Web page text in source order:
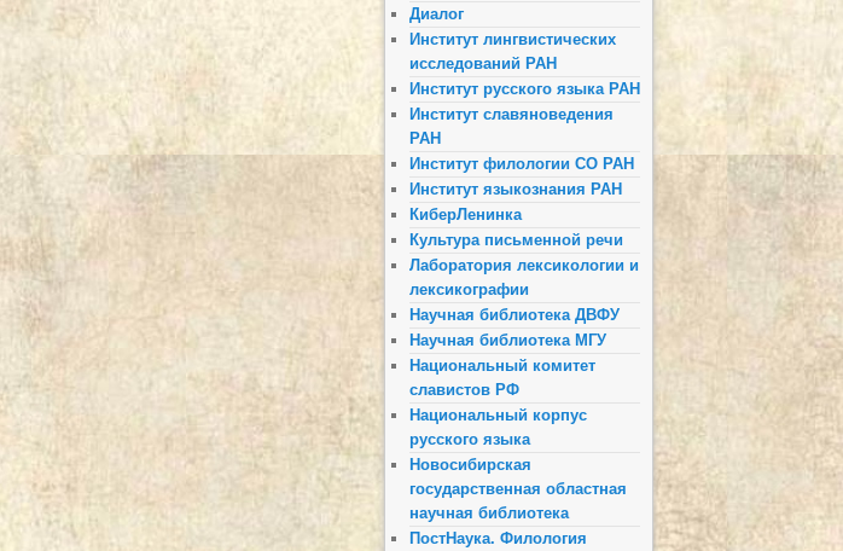
Диалог
Институт лингвистических
исследований РАН
Институт русского языка РАН
Институт славяноведения
РАН
Институт филологии СО РАН
Институт языкознания РАН
КиберЛенинка
Культура письменной речи
Лаборатория лексикологии и
лексикографии
Научная библиотека ДВФУ
Научная библиотека МГУ
Национальный комитет
славистов РФ
Национальный корпус
русского языка
Новосибирская
государственная областная
научная библиотека
ПостНаука. Филология